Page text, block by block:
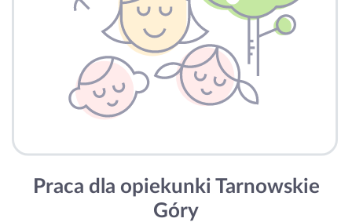
Praca dla opiekunki Tarnowskie
Góry